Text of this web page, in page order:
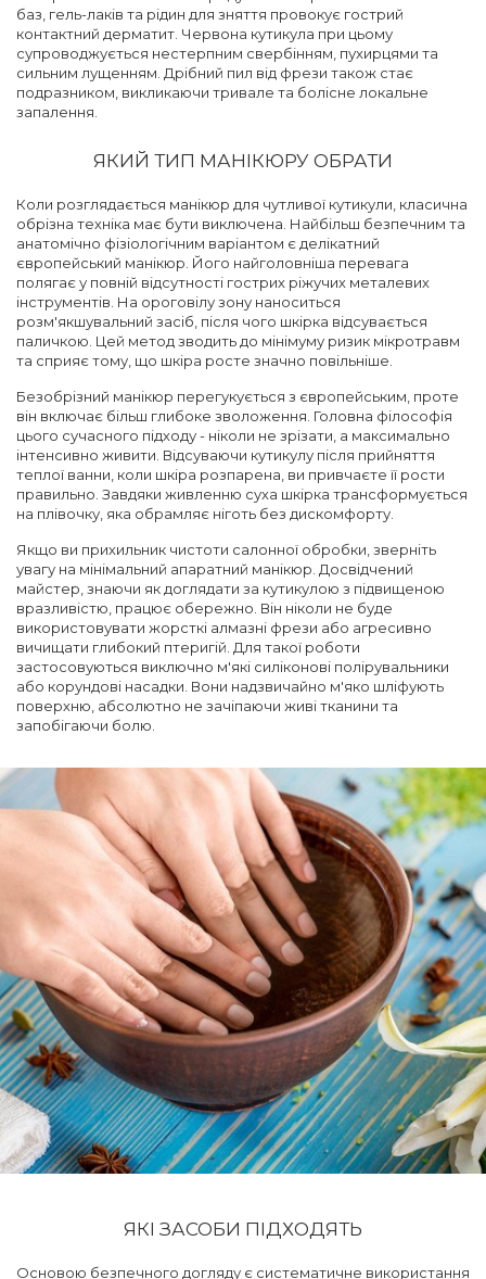
баз, гель-лаків та рідин для зняття провокує гострий
контактний дерматит. Червона кутикула при цьому
супроводжується нестерпним свербінням, пухирцями та
сильним лущенням. Дрібний пил від фрези також стає
подразником, викликаючи тривале та болісне локальне
запалення.
ЯКИЙ ТИП МАНІКЮРУ ОБРАТИ
Коли розглядається манікюр для чутливої кутикули, класична
обрізна техніка має бути виключена. Найбільш безпечним та
анатомічно фізіологічним варіантом є делікатний
європейський манікюр. Його найголовніша перевага
полягає у повній відсутності гострих ріжучих металевих
інструментів. На ороговілу зону наноситься
розм'якшувальний засіб, після чого шкірка відсувається
паличкою. Цей метод зводить до мінімуму ризик мікротравм
та сприяє тому, що шкіра росте значно повільніше.
Безобрізний манікюр перегукується з європейським, проте
він включає більш глибоке зволоження. Головна філософія
цього сучасного підходу - ніколи не зрізати, а максимально
інтенсивно живити. Відсуваючи кутикулу після прийняття
теплої ванни, коли шкіра розпарена, ви привчаєте її рости
правильно. Завдяки живленню суха шкірка трансформується
на плівочку, яка обрамляє ніготь без дискомфорту.
Якщо ви прихильник чистоти салонної обробки, зверніть
увагу на мінімальний апаратний манікюр. Досвідчений
майстер, знаючи як доглядати за кутикулою з підвищеною
вразливістю, працює обережно. Він ніколи не буде
використовувати жорсткі алмазні фрези або агресивно
вичищати глибокий птеригій. Для такої роботи
застосовуються виключно м'які силіконові полірувальники
або корундові насадки. Вони надзвичайно м'яко шліфують
поверхню, абсолютно не зачіпаючи живі тканини та
запобігаючи болю.
ЯКІ ЗАСОБИ ПІДХОДЯТЬ
Основою безпечного догляду є систематичне використання